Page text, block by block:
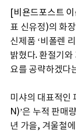
[비욘드포스트
표 신유정)의 화
신제품 ‘비폴렌
밝혔다.환절기와
요를 공략하겠다
미샤의 대표적인
N)’은 누적 판매량
년 가을, 겨울철